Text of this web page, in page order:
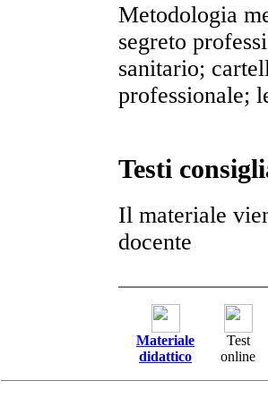
Metodologia
segreto
sanitario;
professionale;
Testi
Il materiale
docente
Materiale
didattico
Test
online